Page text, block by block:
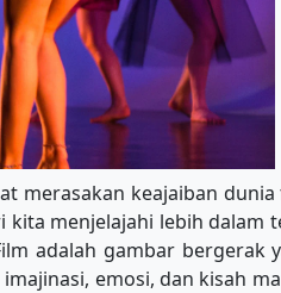
merasakan keajaiban
menjelajahi lebih dalam
adalah gambar bergerak
emosi, dan kisah